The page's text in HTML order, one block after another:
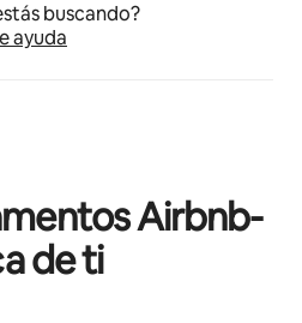
buscando?
ayuda
Airbnb-
de ti